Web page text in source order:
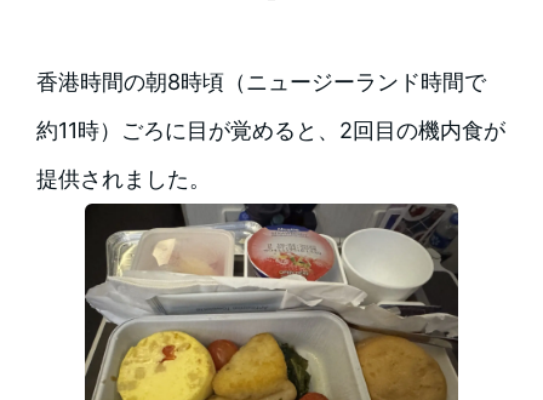
香港時間の朝8時頃（ニュージーランド時間で
約11時）ごろに目が覚めると、2回目の機内食が
提供されました。